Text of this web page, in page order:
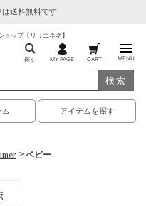
は送料無料です
ップ【リリエネネ】
探す MY PAGE CART MENU
検索
ム アイテムを探す
> ベビー